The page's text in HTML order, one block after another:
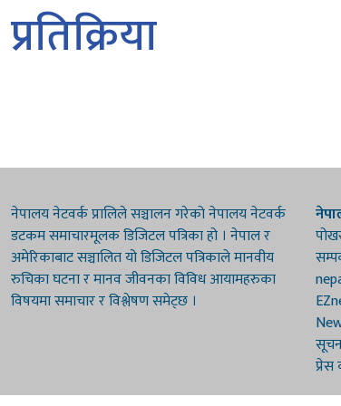
प्रतिक्रिया
नेपालय नेटवर्क प्रालिले सञ्चालन गरेको नेपालय नेटवर्क
डटकम समाचारमूलक डिजिटल पत्रिका हो । नेपाल र
अमेरिकाबाट सञ्चालित यो डिजिटल पत्रिकाले मानवीय
रुचिका घटना र मानव जीवनका विविध आयामहरुका
विषयमा समाचार र विश्लेषण समेट्छ ।
प्रेस